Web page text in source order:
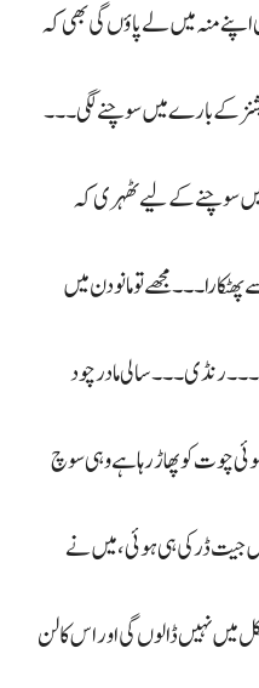
اپنے منہ میں لے پاؤں گی بھی کہ
کے بارے میں سوچنے لگی۔۔۔
سوچنے کے لیے ٹھہری کہ
مجھے تو مانو دن میں
رنڈی۔۔۔ سالی مادرچود
چوت کو پھاڑ رہا ہے وہی سوچ
جیت ڈر کی ہی ہوئی، میں نے
میں نہیں ڈالوں گی اور اس کا لن